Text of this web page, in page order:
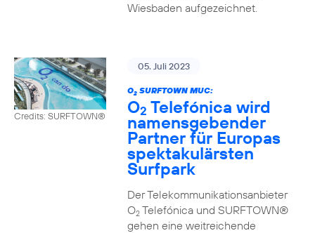
Wiesbaden aufgezeichnet.
Credits: SURFTOWN®
05. Juli 2023
O2SURFTOWN MUC:
O2 Telefónica wird
namensgebender
Partner für Europas
spektakulärsten
Surfpark
Der Telekommunikationsanbieter
O2Telefónica und SURFTOWN®
gehen eine weitreichende